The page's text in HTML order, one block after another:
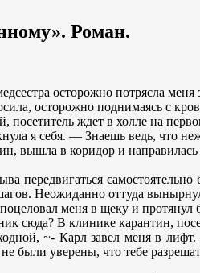
Роман.
осторожно потрясла
осторожно поднимаясь с
ждет в холле на
я себя. — Знаешь ведь, что
вышла в коридор и направилась
передвигаться
Неожиданно оттуда
меня в щеку и протянул
сюда? В клинике карантин,
~- Карл завел меня в
уверены, что тебе разрешат